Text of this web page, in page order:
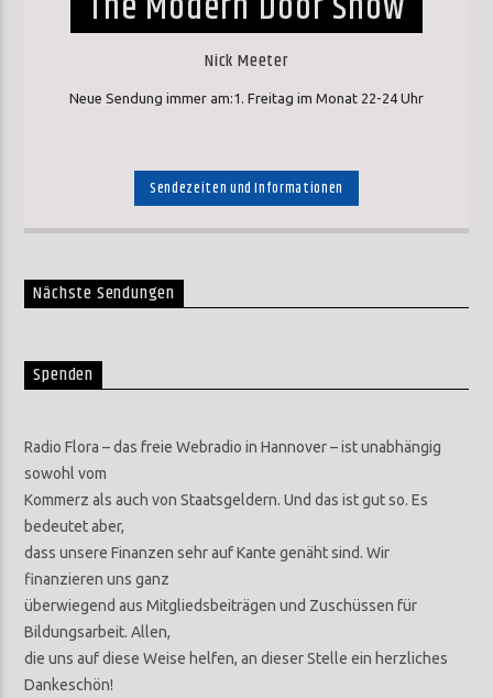
Nick Meeter
Neue Sendung immer am:1. Freitag im Monat 22-24 Uhr
Sendezeiten und Informationen
Nächste Sendungen
Spenden
Radio Flora – das freie Webradio in Hannover – ist unabhängig
sowohl vom
Kommerz als auch von Staatsgeldern. Und das ist gut so. Es
bedeutet aber,
dass unsere Finanzen sehr auf Kante genäht sind. Wir
finanzieren uns ganz
überwiegend aus Mitgliedsbeiträgen und Zuschüssen für
Bildungsarbeit. Allen,
die uns auf diese Weise helfen, an dieser Stelle ein herzliches
Dankeschön!